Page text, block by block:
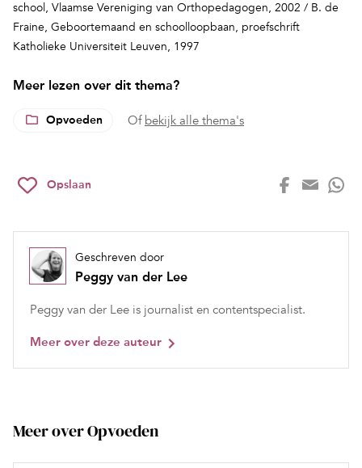
school, Vlaamse Vereniging van Orthopedagogen, 2002 / B. de
Fraine, Geboortemaand en schoolloopbaan, proefschrift
Katholieke Universiteit Leuven, 1997
Meer lezen over dit thema?
Opvoeden Of bekijk alle thema's
Opslaan
Geschreven door
Peggy van der Lee
Peggy van der Lee is journalist en contentspecialist.
Meer over deze auteur
Meer over Opvoeden